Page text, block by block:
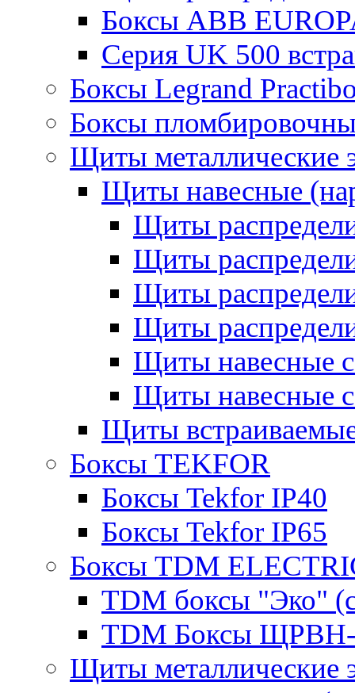
Боксы ABB
Серия UK 500
Боксы Legrand
Боксы
Щиты металлические
Щиты навесные
Щиты
Щиты
Щиты
Щиты
Щиты навесные
Щиты навесные
Щиты
Боксы TEKFOR
Боксы Tekfor IP40
Боксы Tekfor IP65
Боксы TDM
TDM боксы "Эко"
TDM Боксы
Щиты металлические